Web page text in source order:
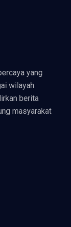
yang
wilayah
berita
masyarakat